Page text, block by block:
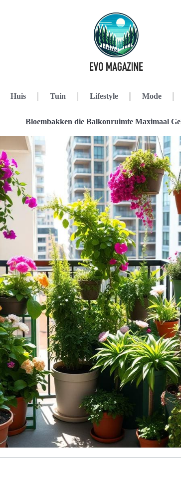
Huis Tuin Lifestyle Mode
Bloembakken die Balkonruimte Maximaal